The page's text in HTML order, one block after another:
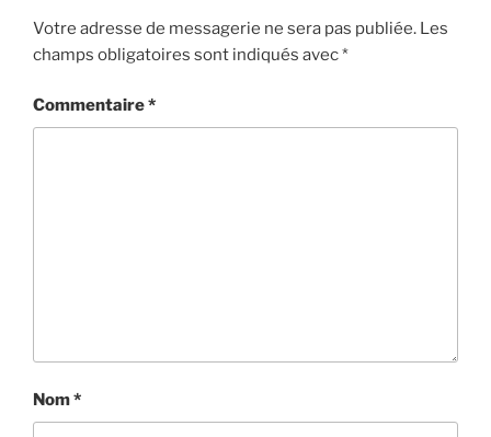
Votre adresse de messagerie ne sera pas publiée. Les
champs obligatoires sont indiqués avec*
Commentaire*
Nom*